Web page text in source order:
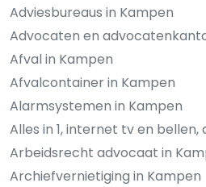
Adviesbureaus in Kampen
Advocaten en
Afval in Kampen
Afvalcontainer in Kampen
Alarmsystemen in Kampen
Alles in 1, internet tv en bellen,
Arbeidsrecht advocaat in
Archiefvernietiging in Kampen